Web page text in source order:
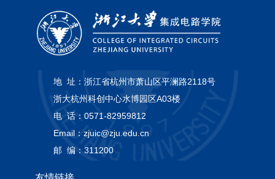
地 址： 浙江省杭州市萧山区平澜路2118号
浙大杭州科创中心水博园区A03楼
电 话： 0571-82959812
Email： zjuic@zju.edu.cn
邮 编： 311200